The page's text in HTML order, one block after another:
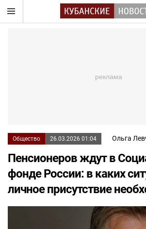
Общество 26.03.2026 01:04 Ольга
Пенсионеров ждут в
фонде России: в каких
личное присутствие